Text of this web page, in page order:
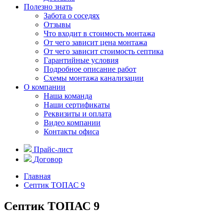
Полезно знать
Забота о соседях
Отзывы
Что входит в стоимость монтажа
От чего зависит цена монтажа
От чего зависит стоимость септика
Гарантийные условия
Подробное описание работ
Схемы монтажа канализации
О компании
Наша команда
Наши сертификаты
Реквизиты и оплата
Видео компании
Контакты офиса
Прайс-лист
Договор
Главная
Септик ТОПАС 9
Септик ТОПАС 9